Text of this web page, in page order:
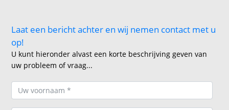
Laat een bericht achter en wij nemen contact met u
op!
U kunt hieronder alvast een korte beschrijving geven van
uw probleem of vraag...